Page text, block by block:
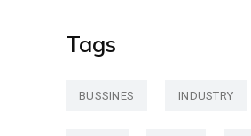
Tags
BUSSINES INDUSTRY